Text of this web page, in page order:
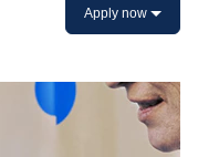
Apply now